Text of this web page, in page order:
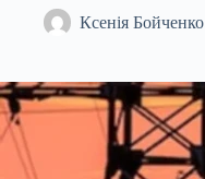
Ксенія Бойченко